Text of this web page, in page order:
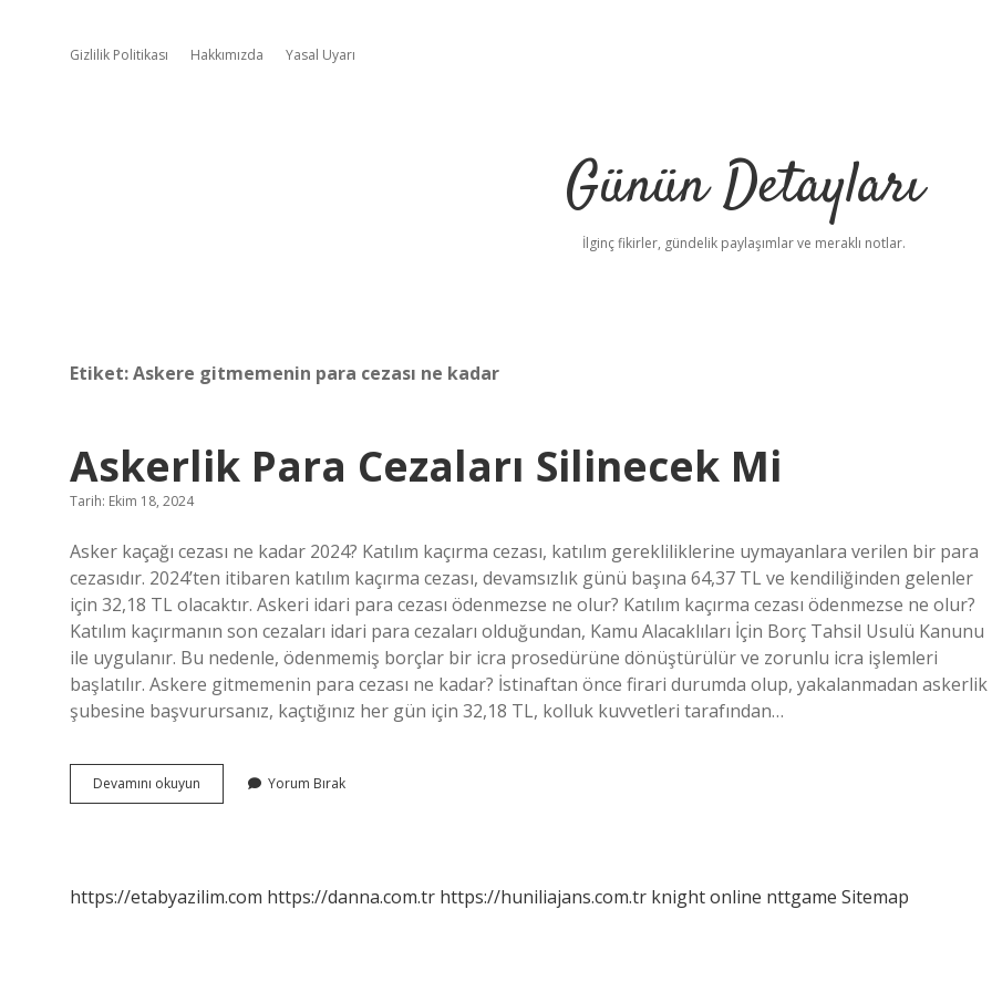
Gizlilik Politikası Hakkımızda Yasal Uyarı
Günün Detayları
İlginç fikirler, gündelik paylaşımlar ve meraklı notlar.
Etiket:Askere gitmemenin para cezası ne kadar
Askerlik Para Cezaları Silinecek Mi
Tarih: Ekim 18, 2024
Asker kaçağı cezası ne kadar 2024? Katılım kaçırma cezası, katılım gerekliliklerine uymayanlara verilen bir para
cezasıdır. 2024’ten itibaren katılım kaçırma cezası, devamsızlık günü başına 64,37 TL ve kendiliğinden gelenler
için 32,18 TL olacaktır. Askeri idari para cezası ödenmezse ne olur? Katılım kaçırma cezası ödenmezse ne olur?
Katılım kaçırmanın son cezaları idari para cezaları olduğundan, Kamu Alacaklıları İçin Borç Tahsil Usulü Kanunu
ile uygulanır. Bu nedenle, ödenmemiş borçlar bir icra prosedürüne dönüştürülür ve zorunlu icra işlemleri
başlatılır. Askere gitmemenin para cezası ne kadar? İstinaftan önce firari durumda olup, yakalanmadan askerlik
şubesine başvurursanız, kaçtığınız her gün için 32,18 TL, kolluk kuvvetleri tarafından…
Devamını okuyun
Para
Yorum Bırak
https://etabyazilim.com https://danna.com.tr https://huniliajans.com.tr knight online nttgame Sitemap